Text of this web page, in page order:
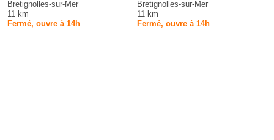
Bretignolles-sur-Mer
11 km
Fermé, ouvre à 14h
Bretignolles-sur-Mer
11 km
Fermé, ouvre à 14h